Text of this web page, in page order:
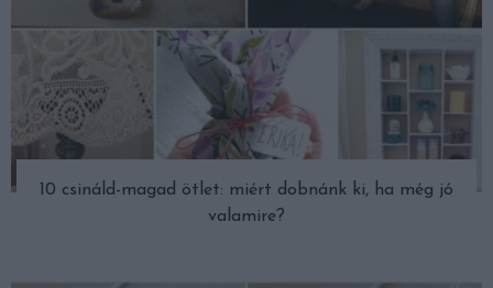
10 csináld-magad ötlet: miért dobnánk ki, ha még jó
valamire?